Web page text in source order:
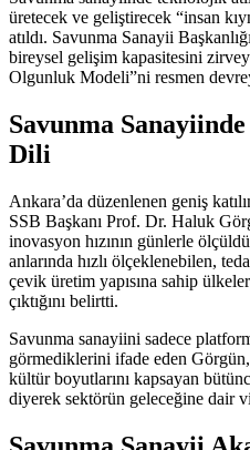
üretecek ve geliştirecek “insan
atıldı. Savunma Sanayii
bireysel gelişim kapasitesini
Olgunluk Modeli”ni resmen
Savunma
Dili
Ankara’da düzenlenen geniş
SSB Başkanı Prof. Dr. Haluk
inovasyon hızının günlerle
anlarında hızlı ölçeklenebilen,
çevik üretim yapısına sahip
çıktığını belirtti.
Savunma sanayiini sadece
görmediklerini ifade eden
kültür boyutlarını kapsayan
diyerek sektörün geleceğine dair